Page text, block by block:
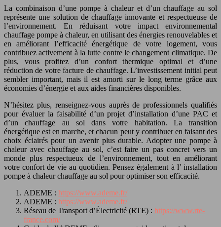
La combinaison d’une pompe à chaleur et d’un chauffage au sol
représente une solution de chauffage innovante et respectueuse de
l’environnement. En réduisant votre impact environnemental
chauffage pompe à chaleur, en utilisant des énergies renouvelables et
en améliorant l’efficacité énergétique de votre logement, vous
contribuez activement à la lutte contre le changement climatique. De
plus, vous profitez d’un confort thermique optimal et d’une
réduction de votre facture de chauffage. L’investissement initial peut
sembler important, mais il est amorti sur le long terme grâce aux
économies d’énergie et aux aides financières disponibles.
N’hésitez plus, renseignez-vous auprès de professionnels qualifiés
pour évaluer la faisabilité d’un projet d’installation d’une PAC et
d’un chauffage au sol dans votre habitation. La transition
énergétique est en marche, et chacun peut y contribuer en faisant des
choix éclairés pour un avenir plus durable. Adopter une pompe à
chaleur avec chauffage au sol, c’est faire un pas concret vers un
monde plus respectueux de l’environnement, tout en améliorant
votre confort de vie au quotidien. Pensez également à l’ installation
pompe à chaleur chauffage au sol pour optimiser son efficacité.
ADEME : https://www.ademe.fr/
ADEME : https://www.ademe.fr/
Réseau de Transport d’Électricité (RTE) : https://www.rte-
france.com/